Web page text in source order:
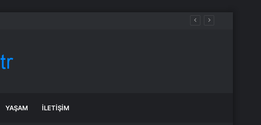
YAŞAM İLETIŞIM